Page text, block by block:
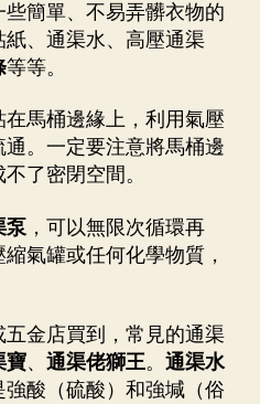
簡單、不易弄髒衣物的
、通渠水、高壓通渠
等等。
馬桶邊緣上，利用氣壓
。一定要注意將馬桶邊
了密閉空間。
泵 ，可以無限次循環再
氣罐或任何化學物質，
五金店買到，常見的通渠
寶、 通渠佬獅王。 通渠水
酸（硫酸）和強堿（俗